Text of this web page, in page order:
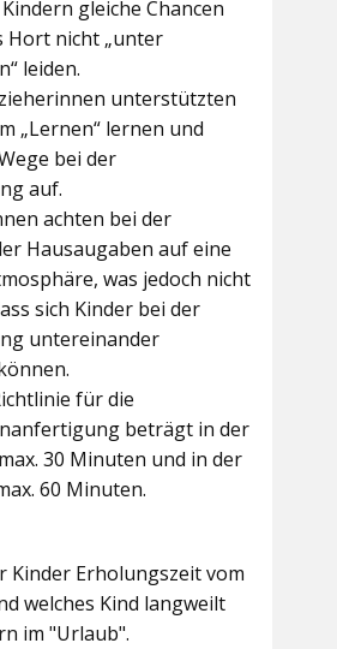
gleiche Chancen
Hort nicht „unter
leiden.
unterstützten
„Lernen“ lernen und
bei der
auf.
achten bei der
Hausaugaben auf eine
was jedoch nicht
sich Kinder bei der
untereinander
für die
beträgt in der
30 Minuten und in der
60 Minuten.
Kinder Erholungszeit vom
welches Kind langweilt
im "Urlaub".